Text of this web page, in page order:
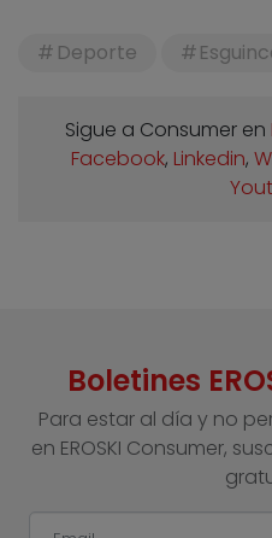
Deporte
Sigue a Consumer en
Facebook, Linkedin,
Boletines
Para estar al día y no
en EROSKI Consumer,